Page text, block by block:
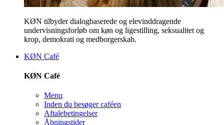
KØN tilbyder dialogbaserede og elevinddragende
undervisningsforløb om køn og ligestilling, seksualitet og
krop, demokrati og medborgerskab.
KØN Café
KØN Café
Menu
Inden du besøger caféen
Aftalebetingelser
Åbningstider